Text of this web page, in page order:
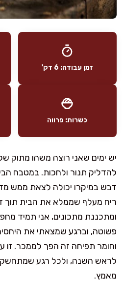
זמן עבודה: 6 דק'
כשרות: פרווה
יש ימים שאני רוצה משהו מתוק
להדליק תנור ולחכות. במטבח
דבש במיקרו יכולה לצאת ממש
ריח מעלף שממלא את הבית תוך
ומתכננת מתכונים, אני תמיד
פשוטה, וברגע שמצאתי את
וחומר תפיחה זה הפך לממכר. זו
לראש השנה, ולכל רגע
מאמץ.